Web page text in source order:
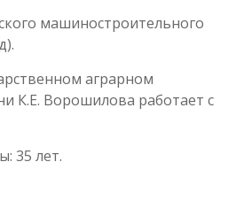
машиностроительного
аграрном
К.Е. Ворошилова работает с
35 лет.